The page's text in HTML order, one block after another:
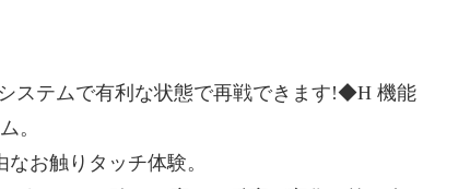
ステムで有利な状態で再戦できます!◆H 機能
。
お触りタッチ体験。